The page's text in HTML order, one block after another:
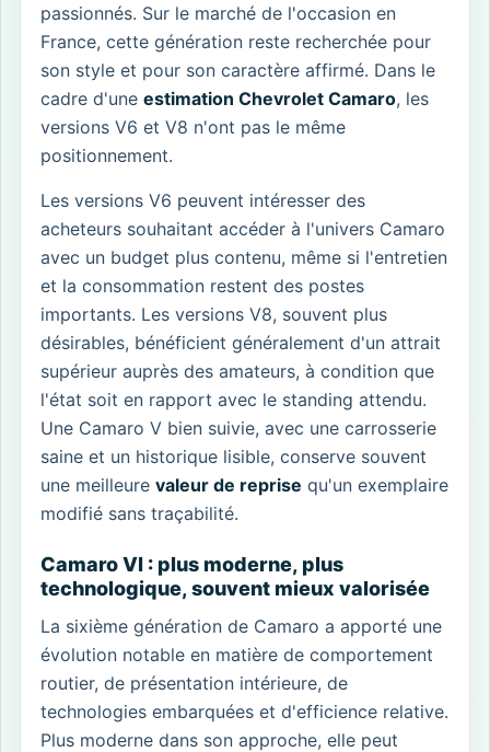
passionnés. Sur le marché de l'occasion en
France, cette génération reste recherchée pour
son style et pour son caractère affirmé. Dans le
cadre d'une estimation Chevrolet Camaro, les
versions V6 et V8 n'ont pas le même
positionnement.
Les versions V6 peuvent intéresser des
acheteurs souhaitant accéder à l'univers Camaro
avec un budget plus contenu, même si l'entretien
et la consommation restent des postes
importants. Les versions V8, souvent plus
désirables, bénéficient généralement d'un attrait
supérieur auprès des amateurs, à condition que
l'état soit en rapport avec le standing attendu.
Une Camaro V bien suivie, avec une carrosserie
saine et un historique lisible, conserve souvent
une meilleure valeur de reprise qu'un exemplaire
modifié sans traçabilité.
Camaro VI : plus moderne, plus
technologique, souvent mieux valorisée
La sixième génération de Camaro a apporté une
évolution notable en matière de comportement
routier, de présentation intérieure, de
technologies embarquées et d'efficience relative.
Plus moderne dans son approche, elle peut